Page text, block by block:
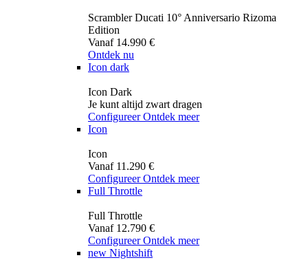
Scrambler Ducati 10° Anniversario Rizoma
Edition
Vanaf 14.990 €
Ontdek nu
Icon dark
Icon Dark
Je kunt altijd zwart dragen
Configureer Ontdek meer
Icon
Icon
Vanaf 11.290 €
Configureer Ontdek meer
Full Throttle
Full Throttle
Vanaf 12.790 €
Configureer Ontdek meer
new Nightshift